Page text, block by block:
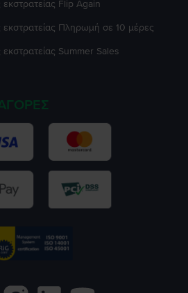
Flip Again
Πληρωμή σε 10 μέρες
Summer Sales